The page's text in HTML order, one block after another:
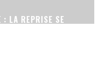
: LA REPRISE SE